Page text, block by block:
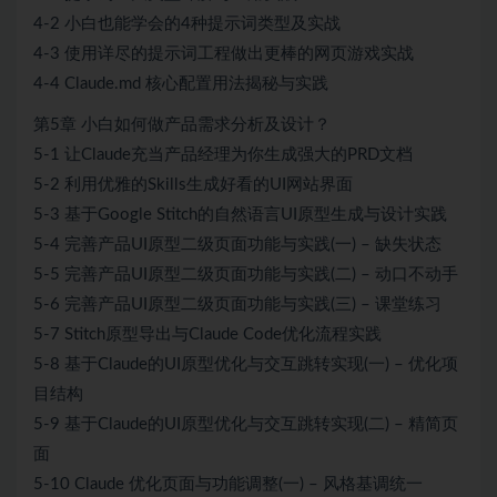
4-2 小白也能学会的4种提示词类型及实战
4-3 使用详尽的提示词工程做出更棒的网页游戏实战
4-4 Claude.md 核心配置用法揭秘与实践
第5章 小白如何做产品需求分析及设计？
5-1 让Claude充当产品经理为你生成强大的PRD文档
5-2 利用优雅的Skills生成好看的UI网站界面
5-3 基于Google Stitch的自然语言UI原型生成与设计实践
5-4 完善产品UI原型二级页面功能与实践(一) – 缺失状态
5-5 完善产品UI原型二级页面功能与实践(二) – 动口不动手
5-6 完善产品UI原型二级页面功能与实践(三) – 课堂练习
5-7 Stitch原型导出与Claude Code优化流程实践
5-8 基于Claude的UI原型优化与交互跳转实现(一) – 优化项
目结构
5-9 基于Claude的UI原型优化与交互跳转实现(二) – 精简页
面
5-10 Claude 优化页面与功能调整(一) – 风格基调统一